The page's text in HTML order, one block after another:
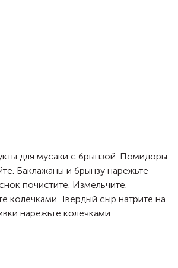
для мусаки с брынзой. Помидоры
Баклажаны и брынзу нарежьте
почистите. Измельчите.
колечками. Твердый сыр натрите на
нарежьте колечками.